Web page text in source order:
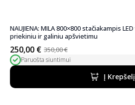
NAUJIENA: MILA 800×800 stačiakampis
priekiniu ir galiniu apšvietimu
350,00€
Pradinė
kaina
buvo:
350,00 €.
250,00 €
Dabartinė
kaina
yra:
250,00 €.
Paruošta siuntimui
Į Krepšelį